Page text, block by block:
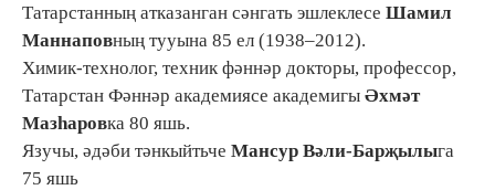
Татарстанның атказанган сәнгать эшлеклесе Шамил
Маннаповның тууына 85 ел (1938–2012).
Химик-технолог, техник фәннәр докторы, профессор,
Татарстан Фәннәр академиясе академигы Әхмәт
Мазһаровка 80 яшь.
Язучы, әдәби тәнкыйтьче Мансур Вәли-Барҗылыга
75 яшь